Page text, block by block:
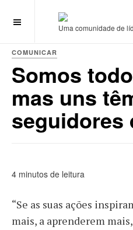
Uma comunidade de
COMUNICAR
Somos
mas uns
seguidores
4 minutos de leitura
“Se as suas ações
mais, a aprenderem